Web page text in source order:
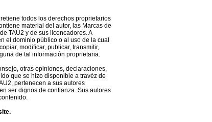
todos los derechos proprietarios
material del autor, las Marcas de
TAU2 y de sus licencadores. A
el dominio público o al uso de la cual
modificar, publicar, transmitir,
de tal información proprietaria.
otras opiniones, declaraciones,
que se hizo disponible a travéz de
pertenecen a sus autores
ser dignos de confianza. Sus autores